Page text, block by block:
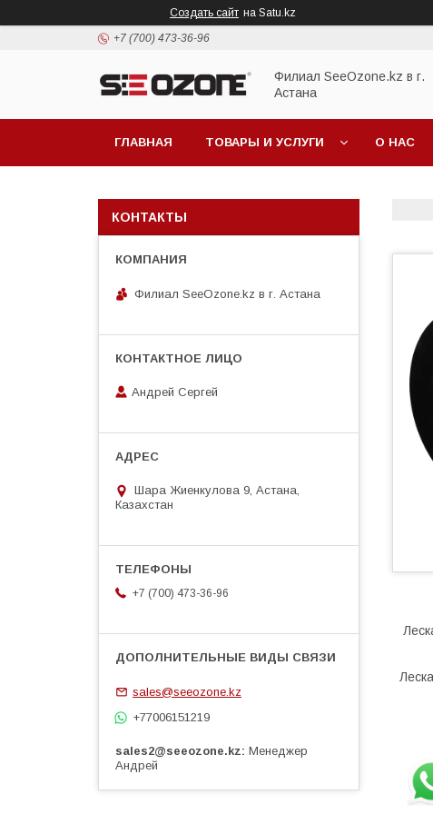
Создать сайт на Satu.kz
+7 (700) 473-36-96
Филиал SeeOzone.kz в г.
Астана
ГЛАВНАЯ ТОВАРЫ И УСЛУГИ О НАС
КОНТАКТЫ
Филиал SeeOzone.kz в г. Астана
Андрей Сергей
Шара Жиенкулова 9, Астана,
Казахстан
+7 (700) 473-36-96
sales@seeozone.kz
+77006151219
sales2@seeozone.kz Менеджер
Андрей